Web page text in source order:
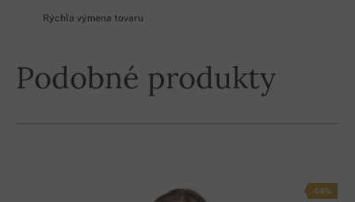
Rýchla výmena tovaru
Podobné produkty
-14%